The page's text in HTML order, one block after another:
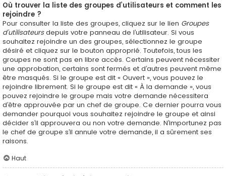
Où trouver la liste des groupes d’utilisateurs et comment les
rejoindre ?
Pour consulter la liste des groupes, cliquez sur le lien Groupes
d’utilisateursdepuis votre panneau de l’utilisateur. Si vous
souhaitez rejoindre un des groupes, sélectionnez le groupe
désiré et cliquez sur le bouton approprié. Toutefois, tous les
groupes ne sont pas en libre accès. Certains peuvent nécessiter
une approbation, certains sont fermés et d’autres peuvent même
être masqués. Si le groupe est dit « Ouvert », vous pouvez le
rejoindre librement. Si le groupe est dit « À la demande », vous
pouvez rejoindre le groupe mais votre demande nécessitera
d’être approuvée par un chef de groupe. Ce dernier pourra vous
demander pourquoi vous souhaitez rejoindre le groupe et ainsi
décider s’il approuvera ou non votre demande. N’importunez pas
le chef de groupe s’il annule votre demande, il a sûrement ses
raisons.
Haut